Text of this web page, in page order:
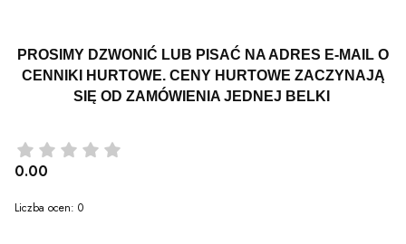
PROSIMY DZWONIĆ LUB PISAĆ NA ADRES E-MAIL O
CENNIKI HURTOWE. CENY HURTOWE ZACZYNAJĄ
SIĘ OD ZAMÓWIENIA JEDNEJ BELKI
0.00
Liczba ocen: 0